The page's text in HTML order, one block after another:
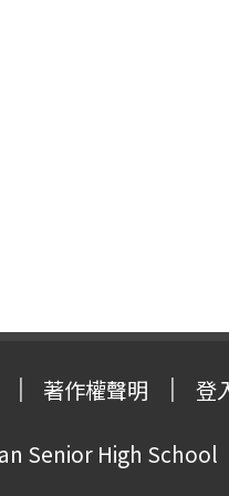
著作權聲明 登
Senior High School